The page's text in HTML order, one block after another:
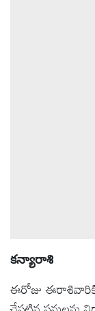
కన్యారాశి
ఈరోజు